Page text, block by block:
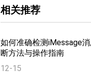
相关推荐
如何准确检测iMessage
断方法与操作指南
12-15